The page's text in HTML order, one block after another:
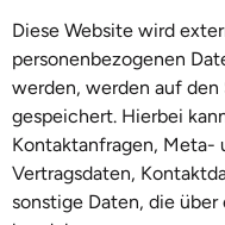
Diese Website wird
personenbezogenen
werden, werden auf den
gespeichert. Hierbei
Kontaktanfragen, Meta-
Vertragsdaten,
sonstige Daten, die